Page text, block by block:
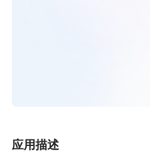
应用描述